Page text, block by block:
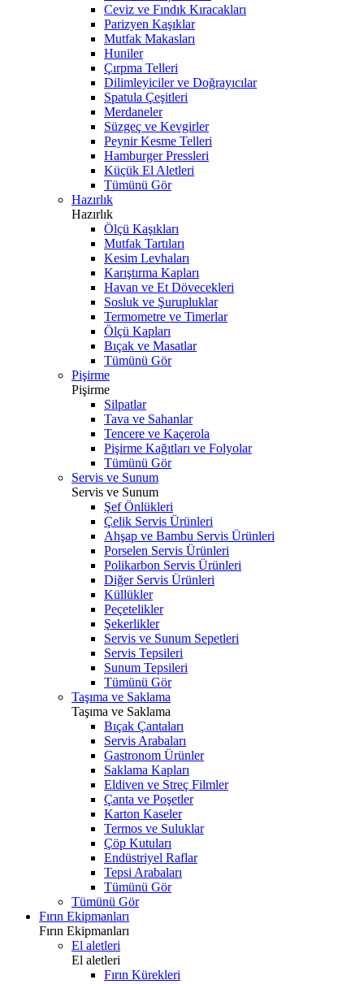
Ceviz ve Fındık Kıracakları
Parizyen Kaşıklar
Mutfak Makasları
Huniler
Çırpma Telleri
Dilimleyiciler ve Doğrayıcılar
Spatula Çeşitleri
Merdaneler
Süzgeç ve Kevgirler
Peynir Kesme Telleri
Hamburger Pressleri
Küçük El Aletleri
Tümünü Gör
Hazırlık
Hazırlık
Ölçü Kaşıkları
Mutfak Tartıları
Kesim Levhaları
Karıştırma Kapları
Havan ve Et Dövecekleri
Sosluk ve Şurupluklar
Termometre ve Timerlar
Ölçü Kapları
Bıçak ve Masatlar
Tümünü Gör
Pişirme
Pişirme
Silpatlar
Tava ve Sahanlar
Tencere ve Kaçerola
Pişirme Kağıtları ve Folyolar
Tümünü Gör
Servis ve Sunum
Servis ve Sunum
Şef Önlükleri
Çelik Servis Ürünleri
Ahşap ve Bambu Servis Ürünleri
Porselen Servis Ürünleri
Polikarbon Servis Ürünleri
Diğer Servis Ürünleri
Küllükler
Peçetelikler
Şekerlikler
Servis ve Sunum Sepetleri
Servis Tepsileri
Sunum Tepsileri
Tümünü Gör
Taşıma ve Saklama
Taşıma ve Saklama
Bıçak Çantaları
Servis Arabaları
Gastronom Ürünler
Saklama Kapları
Eldiven ve Streç Filmler
Çanta ve Poşetler
Karton Kaseler
Termos ve Suluklar
Çöp Kutuları
Endüstriyel Raflar
Tepsi Arabaları
Tümünü Gör
Tümünü Gör
Fırın Ekipmanları
Fırın Ekipmanları
El aletleri
El aletleri
Fırın Kürekleri